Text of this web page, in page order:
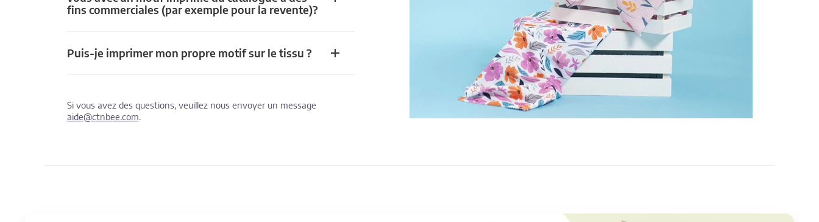
fins commerciales (par exemple pour la revente)?
Puis-je imprimer mon propre motif sur le tissu ?
Si vous avez des questions, veuillez nous envoyer un message
aide@ctnbee.com.